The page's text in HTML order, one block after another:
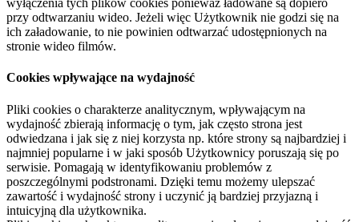
wyłączenia tych plików cookies ponieważ ładowane są dopiero
przy odtwarzaniu wideo. Jeżeli więc Użytkownik nie godzi się na
ich załadowanie, to nie powinien odtwarzać udostępnionych na
stronie wideo filmów.
Cookies wpływające na wydajność
Pliki cookies o charakterze analitycznym, wpływającym na
wydajność zbierają informację o tym, jak często strona jest
odwiedzana i jak się z niej korzysta np. które strony są najbardziej i
najmniej popularne i w jaki sposób Użytkownicy poruszają się po
serwisie. Pomagają w identyfikowaniu problemów z
poszczególnymi podstronami. Dzięki temu możemy ulepszać
zawartość i wydajność strony i uczynić ją bardziej przyjazną i
intuicyjną dla użytkownika.